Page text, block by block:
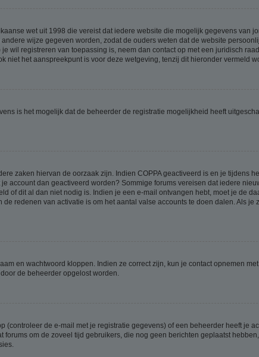
wet uit 1998 die vereist dat iedere website die mogelijk gegevens van
wijze gegeven worden, zodat de ouders weten dat de website
wil registreren van toepassing is, neem dan contact op met een juridisch
niet het aanspreekpunt is voor deze wetgeving, tenzij dit hieronder vermeld
is het mogelijk dat de beheerder de registratie mogelijkheid heeft
zaken hiervan de oorzaak zijn. Indien COPPA geactiveerd is en je tijdens
account dan geactiveerd worden? Sommige forums vereisen dat iedere
of dit al dan niet nodig is. Indien je een e-mail ontvangen hebt, moet je de
redenen van activatie is om het aantal valse accounts te doen dalen. Als je
en wachtwoord kloppen. Indien ze correct zijn, kun je contact opnemen
de beheerder opgelost worden.
de e-mail met je registratie gegevens) of een beheerder heeft je
om de zoveel tijd gebruikers, die nog geen berichten geplaatst